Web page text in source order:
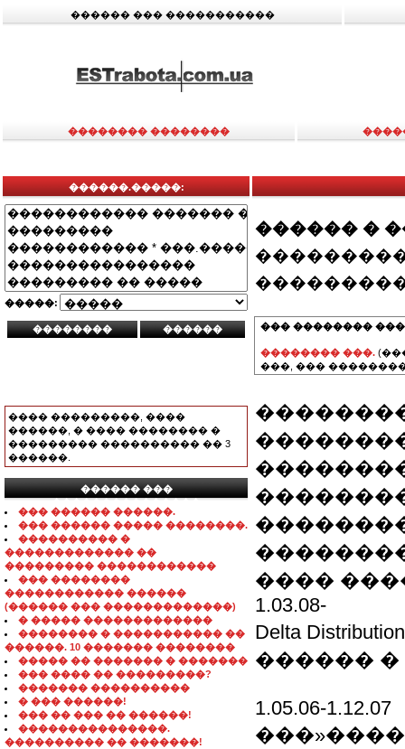
������ ��� �����������
�������� ��������
������.�����:
�����:
���� ���������, ����
������, � ���� �������� �
��������� ���������� �� 3
������.
������ ���
���������������
��� ������ ������.
��� ������ ����� ��������.
���������� �
������������� ��
��������� ������������
��� ��������
������������ ������
(������ ��� �������������)
� ����� �������������
�������� � ����������� ��
������. 10 ������� ��������
����� �� ������� � �������
��� ���� �� ���������?
������� ����������
� ��� ������!
��� �� ��� �� ������!
���������������.
���������� �� �������!
������ �
��� ��������
�������� ���.
���, ���
����
1.03.08-
Delta
������
1.05.06-1.12.07